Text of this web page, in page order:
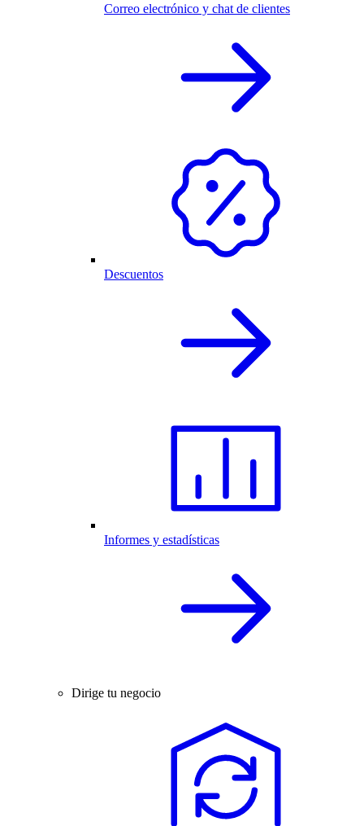
Correo electrónico y chat de clientes
Descuentos
Informes y estadísticas
Dirige tu negocio